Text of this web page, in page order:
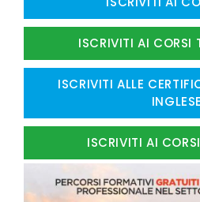
ISCRIVITI AI CORSI
ISCRIVITI ALLE
INGLESE
ISCRIVITI AI